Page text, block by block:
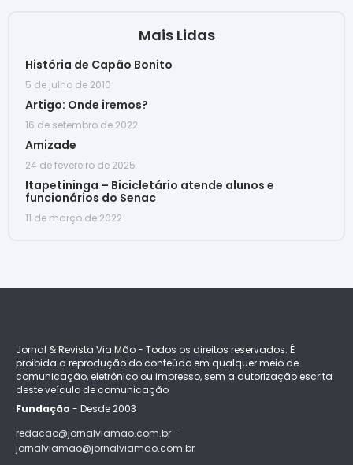
Mais Lidas
História de Capão Bonito
5 de julho de 2010
Artigo: Onde iremos?
16 de setembro de 2022
Amizade
24 de fevereiro de 2025
Itapetininga – Bicicletário atende alunos e
funcionários do Senac
11 de março de 2022
Jornal & Revista Via Mão - Todos os direitos reservados. É
proibida a reprodução do conteúdo em qualquer meio de
comunicação, eletrônico ou impresso, sem a autorização escrita
deste veículo de comunicação
Fundação - Desde 2003
redacao@jornalviamao.com.br -
jornalviamao@jornalviamao.com.br